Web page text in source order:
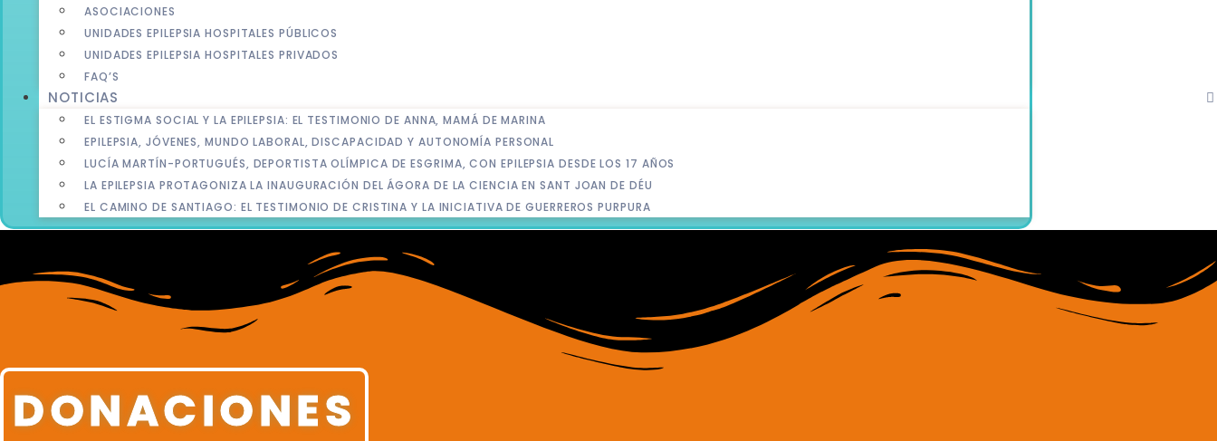
ASOCIACIONES
UNIDADES EPILEPSIA HOSPITALES PÚBLICOS
UNIDADES EPILEPSIA HOSPITALES PRIVADOS
FAQ’S
NOTICIAS
EL ESTIGMA SOCIAL Y LA EPILEPSIA: EL TESTIMONIO DE ANNA, MAMÁ DE MARINA
EPILEPSIA, JÓVENES, MUNDO LABORAL, DISCAPACIDAD Y AUTONOMÍA PERSONAL
LUCÍA MARTÍN-PORTUGUÉS, DEPORTISTA OLÍMPICA DE ESGRIMA, CON EPILEPSIA DESDE LOS 17 AÑOS
LA EPILEPSIA PROTAGONIZA LA INAUGURACIÓN DEL ÁGORA DE LA CIENCIA EN SANT JOAN DE DÉU
EL CAMINO DE SANTIAGO: EL TESTIMONIO DE CRISTINA Y LA INICIATIVA DE GUERREROS PURPURA
DONACIONES